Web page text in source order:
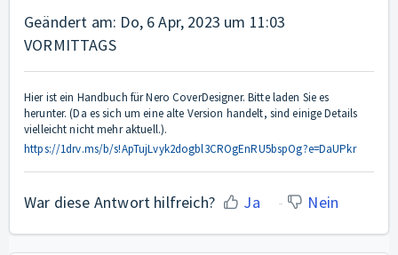
Geändert am: Do, 6 Apr, 2023 um 11:03
VORMITTAGS
Hier ist ein Handbuch für Nero CoverDesigner. Bitte laden Sie es
herunter. (Da es sich um eine alte Version handelt, sind einige Details
vielleicht nicht mehr aktuell.).
https://1drv.ms/b/s!ApTujLvyk2dogbl3CROgEnRU5bspOg?e=DaUPkr
War diese Antwort hilfreich? Ja Nein